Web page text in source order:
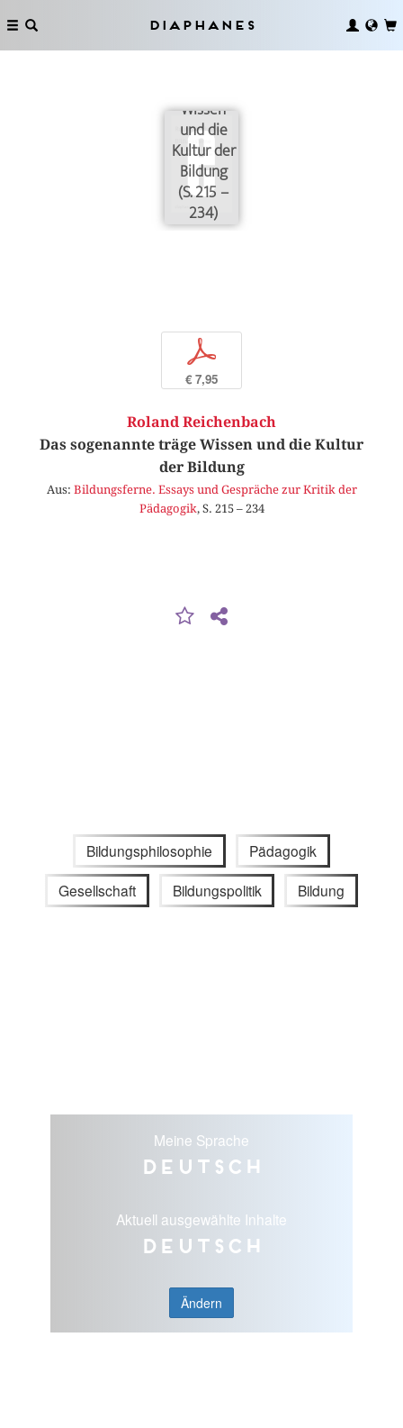
Diaphanes
Das
Wissen
und die
Kultur der
Bildung
(S. 215 –
234)
p
€ 7,95
Roland Reichenbach
Das sogenannte träge Wissen und die Kultur
der Bildung
Aus: Bildungsferne. Essays und Gespräche zur Kritik der
Pädagogik, S. 215 – 234
Bildungsphilosophie Pädagogik
Gesellschaft Bildungspolitik Bildung
Meine Sprache
Deutsch
Aktuell ausgewählte Inhalte
Deutsch
Ändern